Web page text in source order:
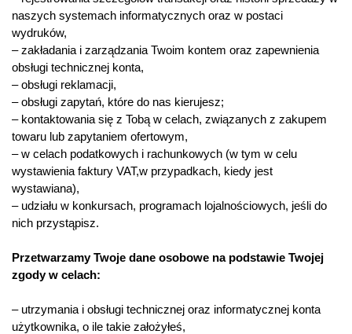
naszych systemach informatycznych oraz w postaci
wydruków,
– zakładania i zarządzania Twoim kontem oraz zapewnienia
obsługi technicznej konta,
– obsługi reklamacji,
– obsługi zapytań, które do nas kierujesz;
– kontaktowania się z Tobą w celach, związanych z zakupem
towaru lub zapytaniem ofertowym,
– w celach podatkowych i rachunkowych (w tym w celu
wystawienia faktury VAT,w przypadkach, kiedy jest
wystawiana),
– udziału w konkursach, programach lojalnościowych, jeśli do
nich przystąpisz.
Przetwarzamy Twoje dane osobowe na podstawie Twojej
zgody w celach:
– utrzymania i obsługi technicznej oraz informatycznej konta
użytkownika, o ile takie założyłeś,